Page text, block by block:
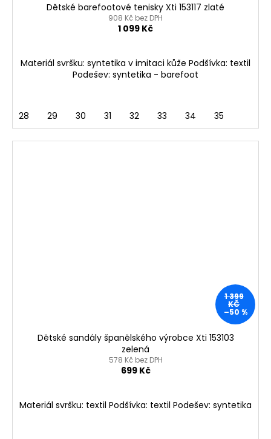
Dětské barefootové tenisky Xti 153117 zlaté
908 Kč bez DPH
1 099 Kč
Materiál svršku: syntetika v imitaci kůže Podšívka: textil
Podešev: syntetika - barefoot
28 29 30 31 32 33 34 35
1 399
KČ
–50 %
Dětské sandály španělského výrobce Xti 153103
zelená
578 Kč bez DPH
699 Kč
Materiál svršku: textil Podšívka: textil Podešev: syntetika